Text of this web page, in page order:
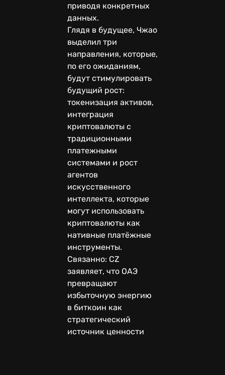
приводя конкретных
данных.
Глядя в будущее, Чжао
выделил три
направления, которые,
по его ожиданиям,
будут стимулировать
будущий рост:
токенизация активов,
интеграция
криптовалюты с
традиционными
платежными
системами и рост
агентов
искусственного
интеллекта, которые
могут использовать
криптовалюты как
нативные платёжные
инструменты.
Связанно: CZ
заявляет, что ОАЭ
превращают
избыточную энергию
в биткоин как
стратегический
источник ценности